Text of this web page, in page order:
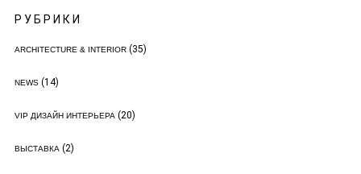
РУБРИКИ
ARCHITECTURE & INTERIOR(35)
NEWS(14)
VIP ДИЗАЙН ИНТЕРЬЕРА (20)
ВЫСТАВКА (2)